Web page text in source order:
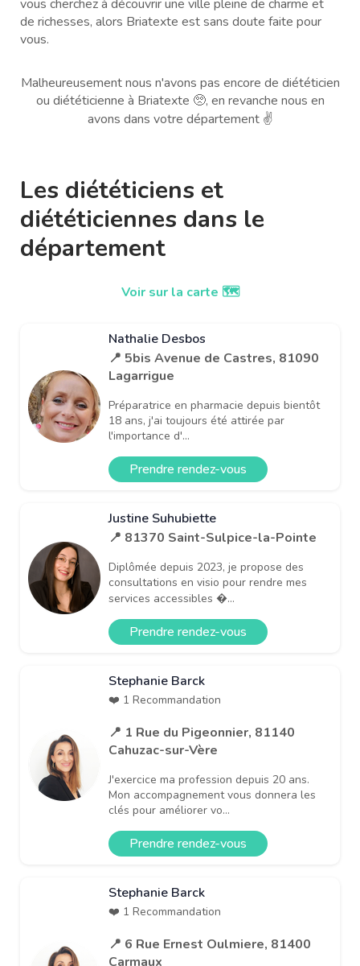
vous cherchez à découvrir une ville pleine de charme et
de richesses, alors Briatexte est sans doute faite pour
vous.
Malheureusement nous n'avons pas encore de diététicien
ou diététicienne à Briatexte 🥺, en revanche nous en
avons dans votre département ✌️
Les diététiciens et
diététiciennes dans le
département
Voir sur la carte 🗺️
Nathalie Desbos
📍 5bis Avenue de Castres, 81090
Lagarrigue
Préparatrice en pharmacie depuis bientôt
18 ans, j'ai toujours été attirée par
l'importance d'...
Prendre rendez-vous
Justine Suhubiette
📍 81370 Saint-Sulpice-la-Pointe
Diplômée depuis 2023, je propose des
consultations en visio pour rendre mes
services accessibles �...
Prendre rendez-vous
Stephanie Barck
❤️ 1 Recommandation
📍 1 Rue du Pigeonnier, 81140
Cahuzac-sur-Vère
J'exercice ma profession depuis 20 ans.
Mon accompagnement vous donnera les
clés pour améliorer vo...
Prendre rendez-vous
Stephanie Barck
❤️ 1 Recommandation
📍 6 Rue Ernest Oulmiere, 81400
Carmaux